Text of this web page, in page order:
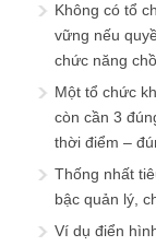
Không có tổ
vững nếu
chức năng
Một tổ chức
còn cần 3
thời điểm –
Thống nhất
bậc quản lý,
Ví dụ điển